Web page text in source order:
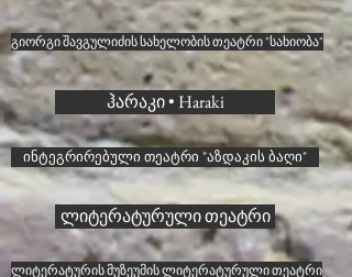
გიორგი შავგულიძის სახელობის თეატრი "სახიობა"
ჰარაკი • Haraki
ინტეგრირებული თეატრი "აზდაკის ბაღი"
ლიტერატურული თეატრი
ლიტერატურის მუზეუმის ლიტერატურული თეატრი